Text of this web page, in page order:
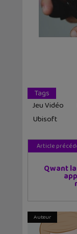
Tags
Jeu Vidéo
Ubisoft
Article
Qwant
Auteur